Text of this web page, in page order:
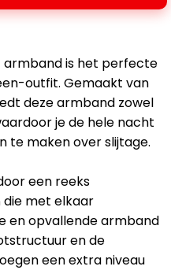
armband is het perfecte
outfit. Gemaakt van
deze armband zowel
je de hele nacht
te maken over slijtage.
een reeks
met elkaar
en opvallende armband
en de
een extra niveau